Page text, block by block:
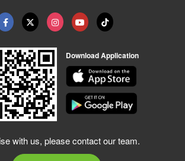
Download Application
with us, please contact our team.